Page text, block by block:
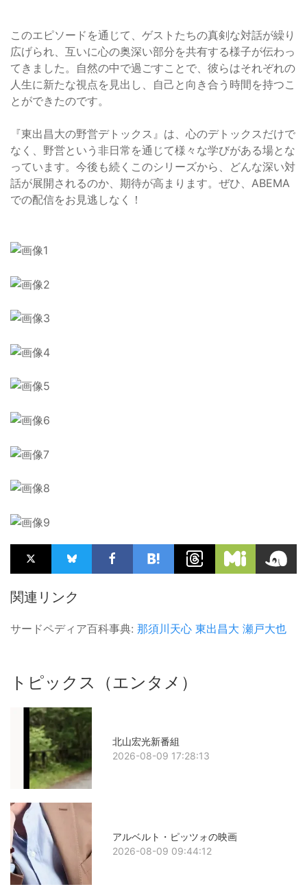
このエピソードを通じて、ゲストたちの真剣な対話が繰り
広げられ、互いに心の奥深い部分を共有する様子が伝わっ
てきました。自然の中で過ごすことで、彼らはそれぞれの
人生に新たな視点を見出し、自己と向き合う時間を持つこ
とができたのです。
『東出昌大の野営デトックス』は、心のデトックスだけで
なく、野営という非日常を通じて様々な学びがある場とな
っています。今後も続くこのシリーズから、どんな深い対
話が展開されるのか、期待が高まります。ぜひ、ABEMA
での配信をお見逃しなく！
関連リンク
サードペディア百科事典: 那須川天心 東出昌大 瀬戸大也
トピックス（エンタメ）
北山宏光新番組
2026-08-09 17:28:13
アルベルト・ピッツォの映画
2026-08-09 09:44:12